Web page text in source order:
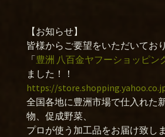
【お知らせ】
皆様からご要望をいただいてお
「豊洲 八百金ヤフーショッピン
ました！！
https://
全国各地に豊洲市場で仕入れた
物、促成野菜、
プロが使う加工品をお届け致しま